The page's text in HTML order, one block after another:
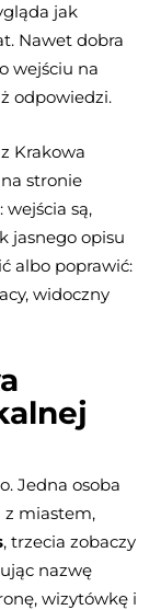
jak
Nawet dobra
wejściu na
odpowiedzi.
Krakowa
stronie
wejścia są,
jasnego opisu
albo poprawić:
widoczny
Jedna osoba
z miastem,
, trzecia zobaczy
nazwę
wizytówkę i